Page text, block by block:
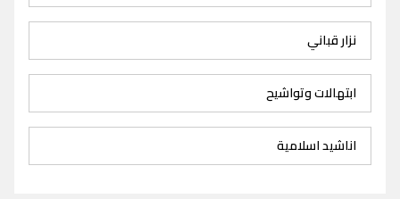
نزار قباني
ابتهالات وتواشيح
اناشيد اسلامية